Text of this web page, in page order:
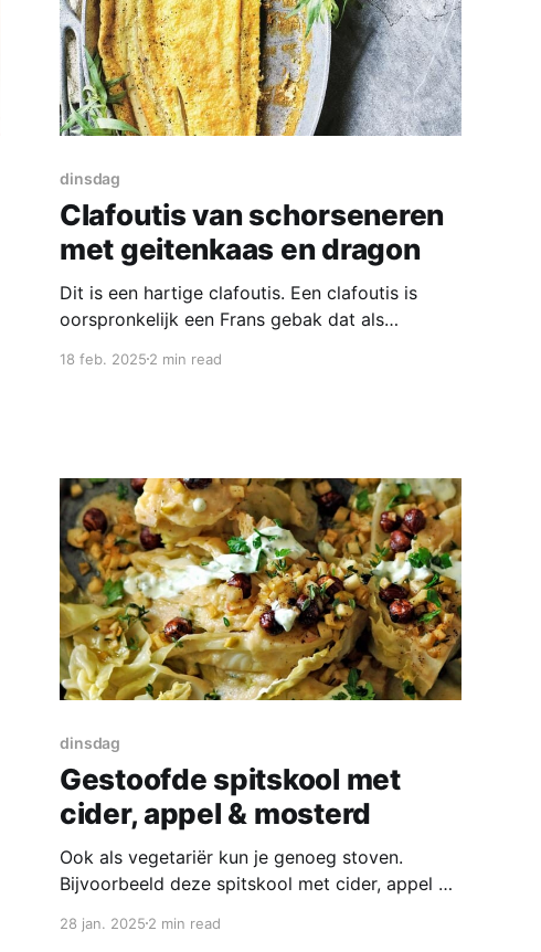
dinsdag
Clafoutis van schorseneren
met geitenkaas en dragon
Dit is een hartige clafoutis. Een clafoutis is
oorspronkelijk een Frans gebak dat als
met kersen, die worden overgoten met een
gebakken en lauw
18 feb. 20252 min read
dinsdag
Gestoofde spitskool met
cider, appel & mosterd
Ook als vegetariër kun je genoeg stoven.
Bijvoorbeeld deze spitskool met cider, appel &
mosterd. Een glaasje appelcider in de hand en
28 jan. 20252 min read